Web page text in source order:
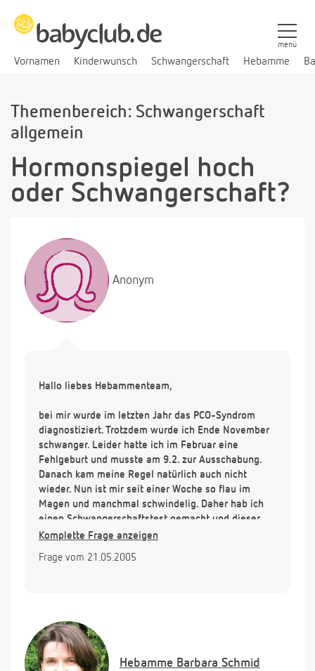
Vornamen Kinderwunsch Schwangerschaft Hebamme
menü
Themenbereich: Schwangerschaft
allgemein
Hormonspiegel hoch
oder Schwangerschaft?
Anonym
Hallo liebes Hebammenteam,
bei mir wurde im letzten Jahr das PCO-Syndrom
diagnostiziert. Trotzdem wurde ich Ende November
schwanger. Leider hatte ich im Februar eine
Fehlgeburt und musste am 9.2. zur Ausschabung.
Danach kam meine Regel natürlich auch nicht
wieder. Nun ist mir seit einer Woche so flau im
Magen und manchmal schwindelig. Daher hab ich
einen Schwangerschaftstest gemacht und dieser
war positiv. Kann es sein, das es jetzt wieder
mein Hormonspiegel noch von der letzten
Viele Grüße
Melanie
Komplette Frage anzeigen
Frage vom 21.05.2005
Hebamme Barbara Schmid